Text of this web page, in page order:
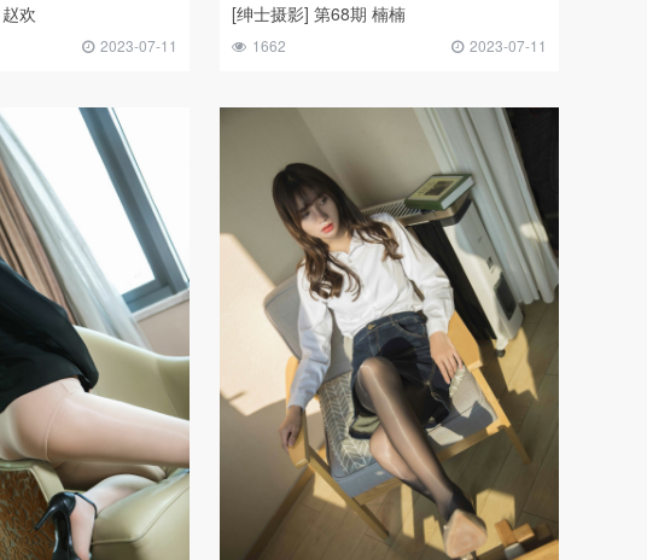
欢
2023-07-11
[绅士摄影] 第68期 楠楠
1662 2023-07-11